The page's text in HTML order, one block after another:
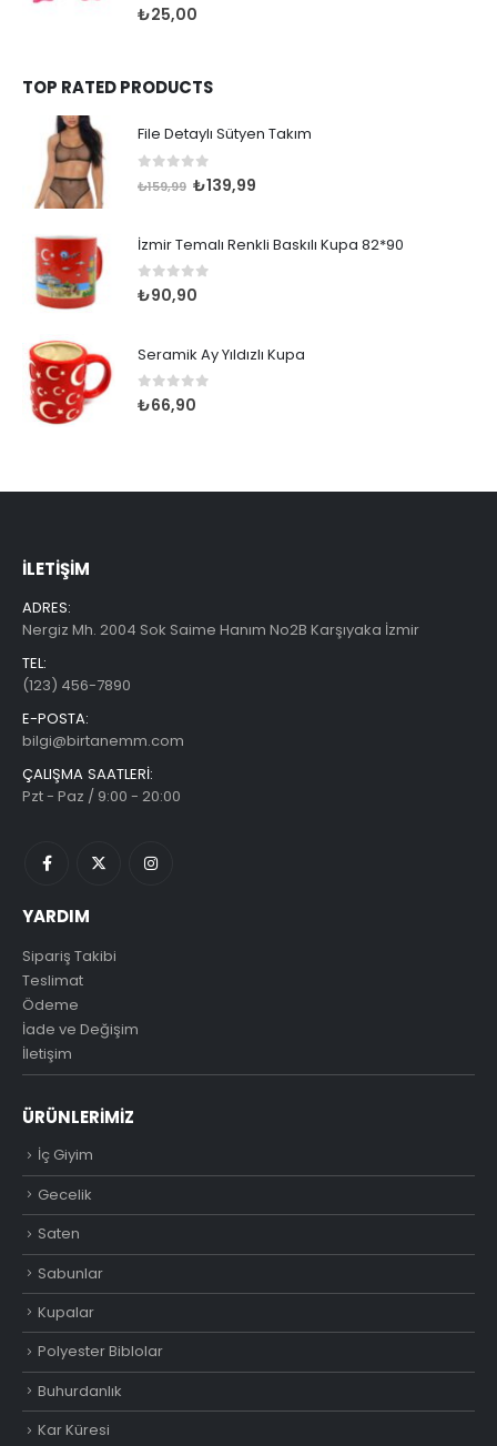
0 out of 5
₺25,00
TOP RATED PRODUCTS
File Detaylı Sütyen Takım
out of 5
₺159,99 Orijinal
₺139,99
İzmir Temalı Renkli Baskılı Kupa 82*90
0 out of 5
₺90,90
Seramik Ay Yıldızlı Kupa
0 out of 5
₺66,90
İLETIŞIM
ADRES:
Nergiz Mh. 2004 Sok Saime Hanım No2B Karşıyaka İzmir
TEL:
(123) 456-7890
E-POSTA:
bilgi@birtanemm.com
ÇALIŞMA SAATLERI:
Pzt - Paz / 9:00 - 20:00
YARDIM
Sipariş Takibi
Teslimat
Ödeme
İade ve Değişim
İletişim
ÜRÜNLERIMIZ
İç Giyim
Gecelik
Saten
Sabunlar
Kupalar
Polyester Biblolar
Buhurdanlık
Kar Küresi